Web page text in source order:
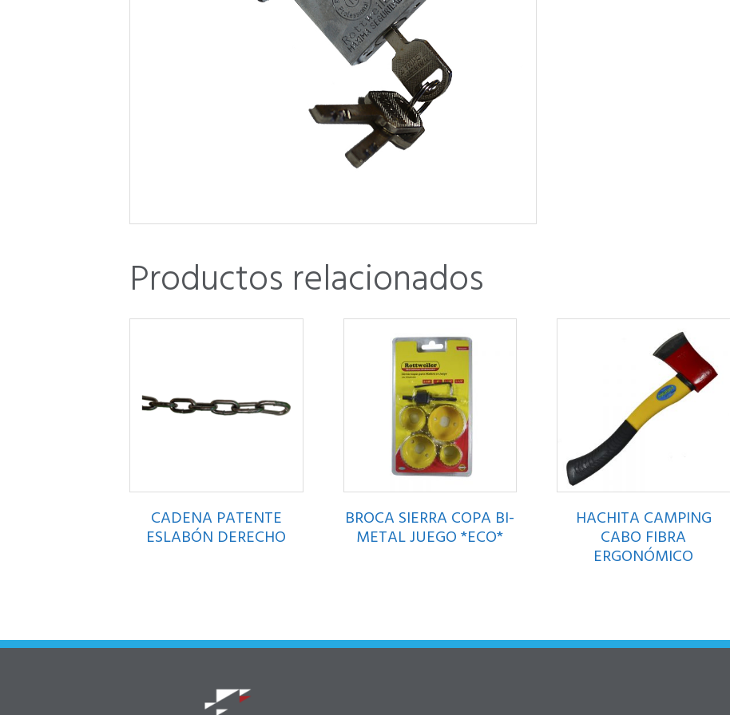
Productos relacionados
CADENA PATENTE
ESLABÓN DERECHO
BROCA SIERRA COPA BI-
METAL JUEGO *ECO*
HACHITA CAMPING
CABO FIBRA
ERGONÓMICO